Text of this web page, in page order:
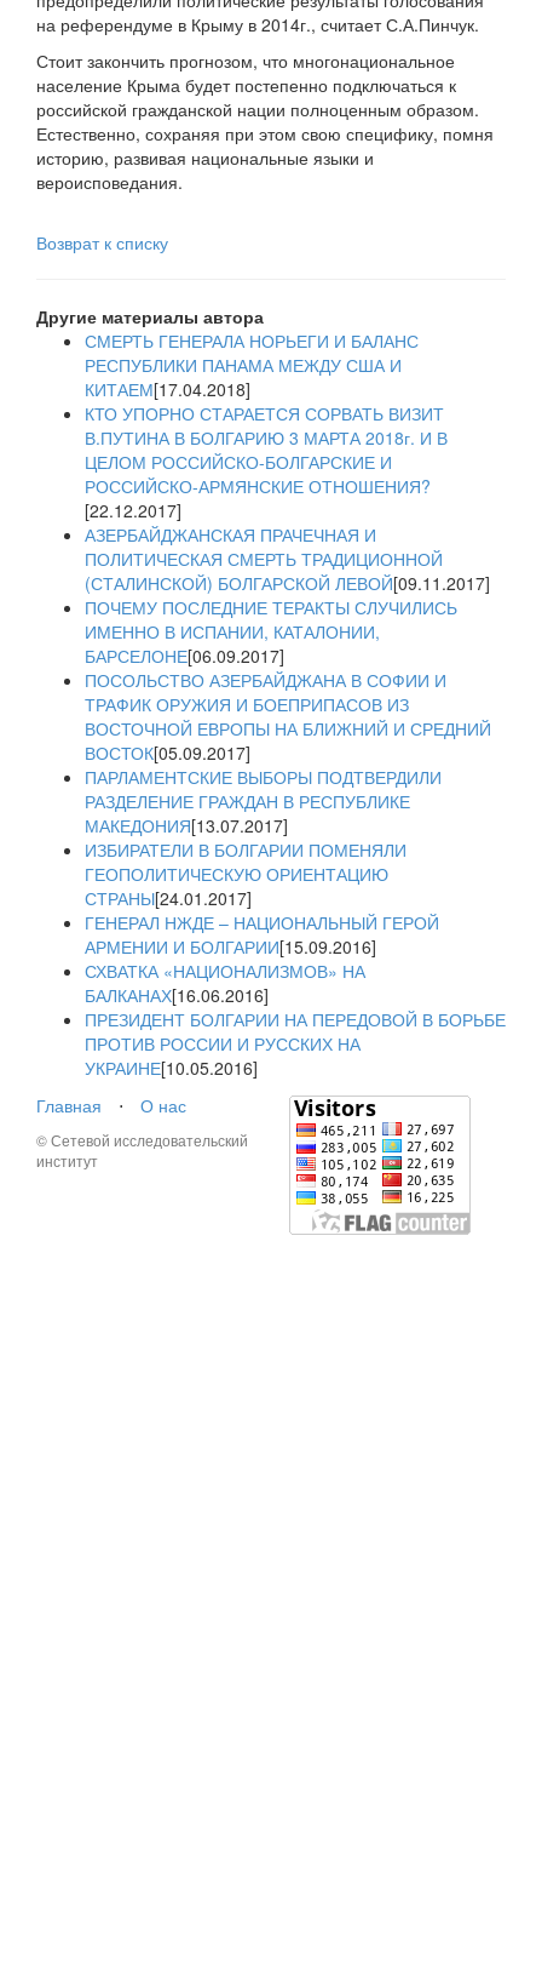
на референдуме в Крыму в 2014г., считает С.А.Пинчук.
Стоит закончить прогнозом, что многонациональное
население Крыма будет постепенно подключаться к
российской гражданской нации полноценным образом.
Естественно, сохраняя при этом свою специфику, помня
историю, развивая национальные языки и
вероисповедания.
Возврат к списку
Другие материалы автора
СМЕРТЬ ГЕНЕРАЛА НОРЬЕГИ И БАЛАНС
РЕСПУБЛИКИ ПАНАМА МЕЖДУ США И
КИТАЕМ[17.04.2018]
КТО УПОРНО СТАРАЕТСЯ СОРВАТЬ ВИЗИТ
В.ПУТИНА В БОЛГАРИЮ 3 МАРТА 2018г. И В
ЦЕЛОМ РОССИЙСКО-БОЛГАРСКИЕ И
РОССИЙСКО-АРМЯНСКИЕ ОТНОШЕНИЯ?
[22.12.2017]
АЗЕРБАЙДЖАНСКАЯ ПРАЧЕЧНАЯ И
ПОЛИТИЧЕСКАЯ СМЕРТЬ ТРАДИЦИОННОЙ
(СТАЛИНСКОЙ) БОЛГАРСКОЙ ЛЕВОЙ[09.11.2017]
ПОЧЕМУ ПОСЛЕДНИЕ ТЕРАКТЫ СЛУЧИЛИСЬ
ИМЕННО В ИСПАНИИ, КАТАЛОНИИ,
БАРСЕЛОНЕ[06.09.2017]
ПОСОЛЬСТВО АЗЕРБАЙДЖАНА В СОФИИ И
ТРАФИК ОРУЖИЯ И БОЕПРИПАСОВ ИЗ
ВОСТОЧНОЙ ЕВРОПЫ НА БЛИЖНИЙ И СРЕДНИЙ
ВОСТОК[05.09.2017]
ПАРЛАМЕНТСКИЕ ВЫБОРЫ ПОДТВЕРДИЛИ
РАЗДЕЛЕНИЕ ГРАЖДАН В РЕСПУБЛИКЕ
МАКЕДОНИЯ[13.07.2017]
ИЗБИРАТЕЛИ В БОЛГАРИИ ПОМЕНЯЛИ
ГЕОПОЛИТИЧЕСКУЮ ОРИЕНТАЦИЮ
СТРАНЫ[24.01.2017]
ГЕНЕРАЛ НЖДЕ – НАЦИОНАЛЬНЫЙ ГЕРОЙ
АРМЕНИИ И БОЛГАРИИ[15.09.2016]
СХВАТКА «НАЦИОНАЛИЗМОВ» НА
БАЛКАНАХ[16.06.2016]
ПРЕЗИДЕНТ БОЛГАРИИ НА ПЕРЕДОВОЙ В БОРЬБЕ
ПРОТИВ РОССИИ И РУССКИХ НА
УКРАИНЕ[10.05.2016]
Главная
⋅ О нас
© Сетевой исследовательский
институт